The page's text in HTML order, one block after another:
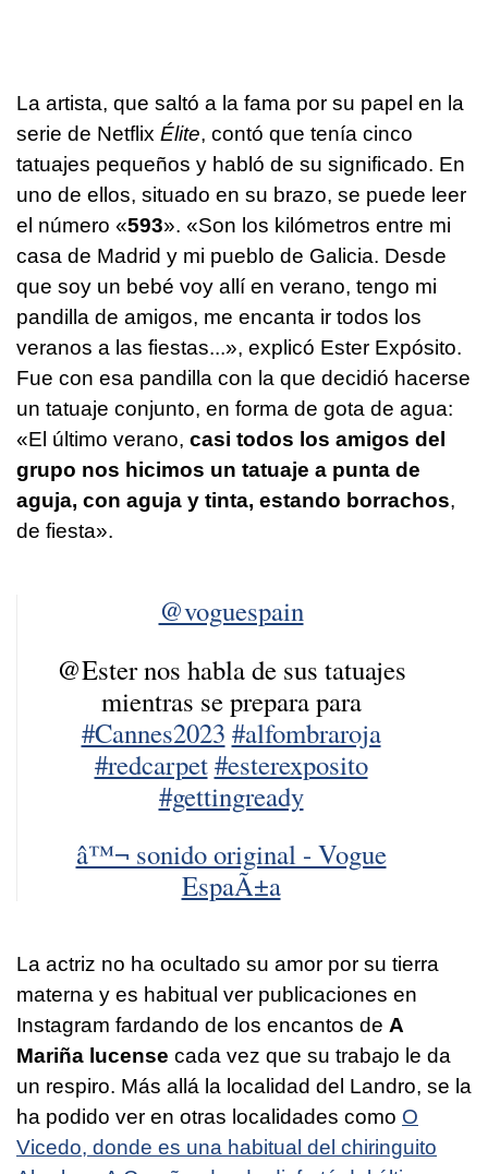
La artista, que saltó a la fama por su papel en la
serie de Netflix Élite, contó que tenía cinco
tatuajes pequeños y habló de su significado. En
uno de ellos, situado en su brazo, se puede leer
el número «593». «Son los kilómetros entre mi
casa de Madrid y mi pueblo de Galicia. Desde
que soy un bebé voy allí en verano, tengo mi
pandilla de amigos, me encanta ir todos los
veranos a las fiestas...», explicó Ester Expósito.
Fue con esa pandilla con la que decidió hacerse
un tatuaje conjunto, en forma de gota de agua:
«El último verano, casi todos los amigos del
grupo nos hicimos un tatuaje a punta de
aguja, con aguja y tinta, estando borrachos,
de fiesta».
@voguespain
@Ester nos habla de sus tatuajes
mientras se prepara para
#Cannes2023 #alfombraroja
#redcarpet#esterexposito
#gettingready
â™¬ sonido original - Vogue
EspaÃ±a
La actriz no ha ocultado su amor por su tierra
materna y es habitual ver publicaciones en
Instagram fardando de los encantos de A
Mariña lucense cada vez que su trabajo le da
un respiro. Más allá la localidad del Landro, se la
ha podido ver en otras localidades como O
Vicedo, donde es una habitual del chiringuito